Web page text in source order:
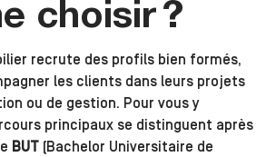
choisir ?
recrute des profils bien formés,
les clients dans leurs projets
ou de gestion. Pour vous y
principaux se distinguent après
BUT (Bachelor Universitaire de